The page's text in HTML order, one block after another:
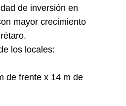
de inversión en
mayor crecimiento
los locales:
de frente x 14 m de